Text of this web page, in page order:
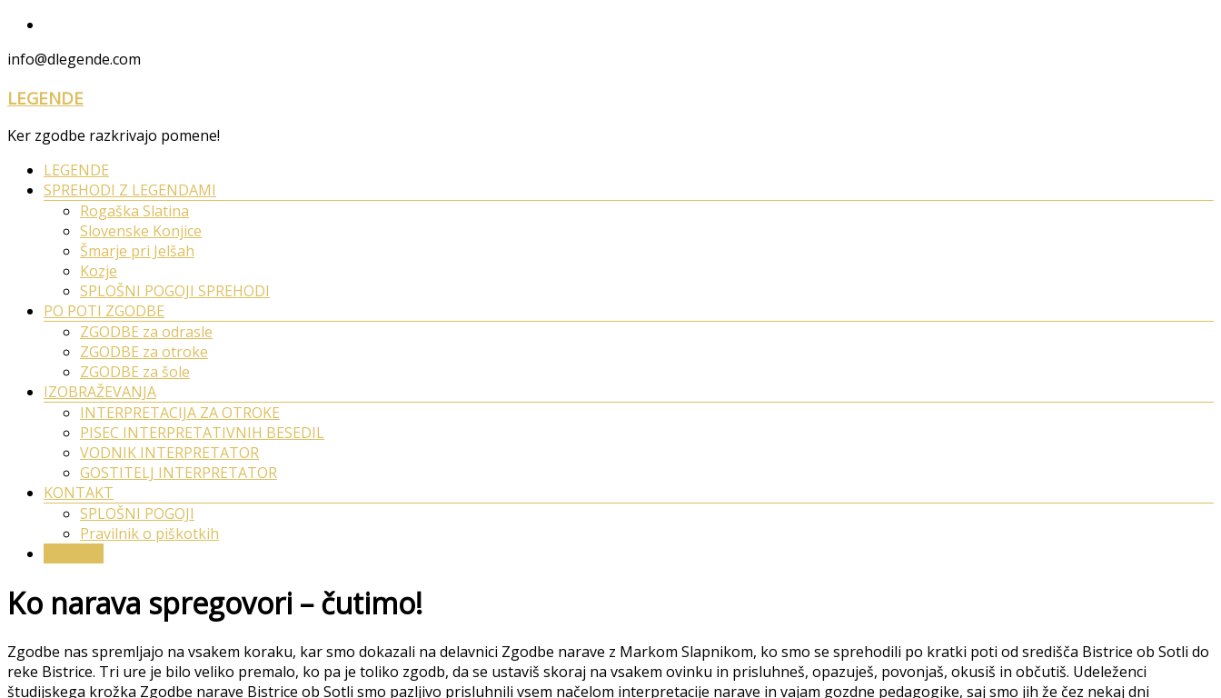
Skip
content
info@dlegende.com
LEGENDE
Ker zgodbe razkrivajo pomene!
Meni LEGENDE
SPREHODI Z LEGENDAMI
Rogaška Slatina
Slovenske Konjice
Šmarje pri Jelšah
Kozje
SPLOŠNI POGOJI SPREHODI
PO POTI ZGODBE
ZGODBE za odrasle
ZGODBE za otroke
ZGODBE za šole
IZOBRAŽEVANJA
INTERPRETACIJA ZA OTROKE
PISEC INTERPRETATIVNIH BESEDIL
VODNIK INTERPRETATOR
GOSTITELJ INTERPRETATOR
KONTAKT
SPLOŠNI POGOJI
Pravilnik o piškotkih
Ko narava spregovori – čutimo!
Zgodbe nas spremljajo na vsakem koraku, kar smo dokazali na delavnici Zgodbe narave z Markom Slapnikom, ko smo se sprehodili po kratki poti od središča Bistrice ob Sotli do
reke Bistrice. Tri ure je bilo veliko premalo, ko pa je toliko zgodb, da se ustaviš skoraj na vsakem ovinku in prisluhneš, opazuješ, povonjaš, okusiš in občutiš. Udeleženci
študijskega krožka Zgodbe narave Bistrice ob Sotli smo pazljivo prisluhnili vsem načelom interpretacije narave in vajam gozdne pedagogike, saj smo jih že čez nekaj dni